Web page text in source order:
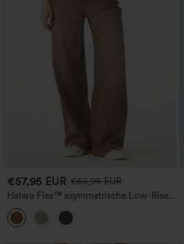
€57,95 EUR €66,95 EUR
Halara Flex™ asymmetrische Low-Rise-
Jeans mit weitem Bein, bunter
Waschung und Taschen